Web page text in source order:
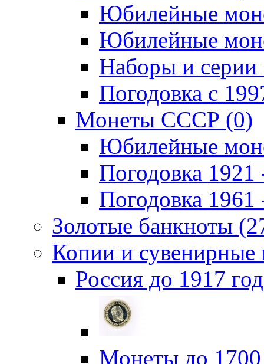
Юбилейные
Юбилейные
Наборы и серии
Погодовка c
Монеты СССР (0)
Юбилейные
Погодовка 1921
Погодовка 1961
Золотые банкноты
Копии и
Россия до 1917
Монеты до 1700